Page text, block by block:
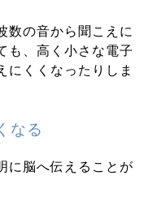
数の音から聞こえに
も、高く小さな電子
にくくなったりしま
なる
に脳へ伝えることが